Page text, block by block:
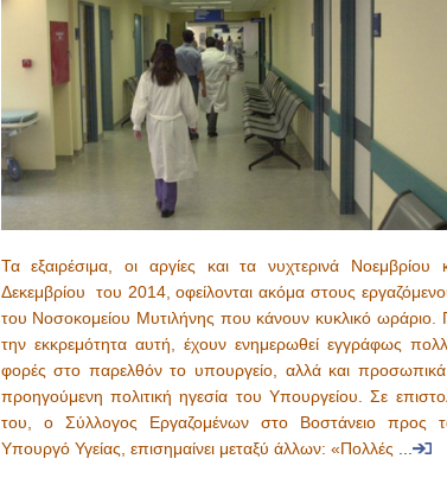
Τα εξαιρέσιμα, οι αργίες και τα νυχτερινά Νοεμβρίου
Δεκεμβρίου του 2014, οφείλονται ακόμα στους
του Νοσοκομείου Μυτιλήνης που κάνουν κυκλικό ωράριο.
την εκκρεμότητα αυτή, έχουν ενημερωθεί εγγράφως
φορές στο παρελθόν το υπουργείο, αλλά και
προηγούμενη πολιτική ηγεσία του Υπουργείου. Σε
του, ο Σύλλογος Εργαζομένων στο Βοστάνειο προς
Υπουργό Υγείας, επισημαίνει μεταξύ άλλων: «Πολλές ...